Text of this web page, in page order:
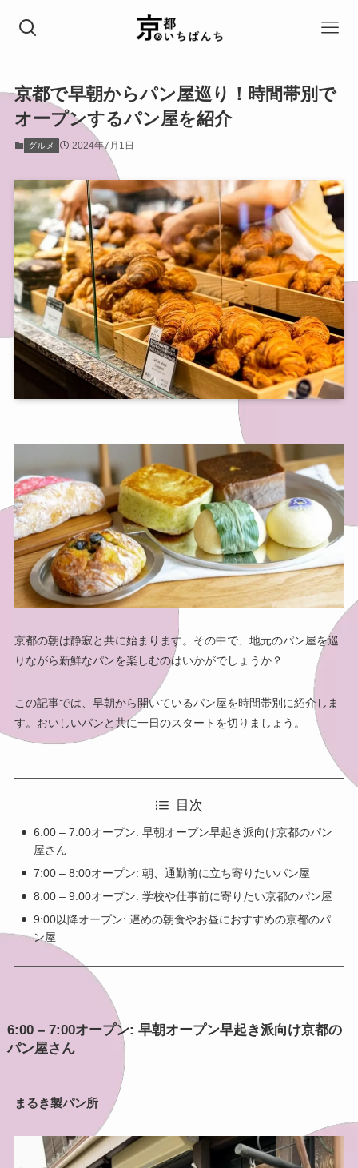
京都で早朝からパン屋巡り！時間帯別で
オープンするパン屋を紹介
グルメ 2024年7月1日
京都の朝は静寂と共に始まります。その中で、地元のパン屋を巡
りながら新鮮なパンを楽しむのはいかがでしょうか？
この記事では、早朝から開いているパン屋を時間帯別に紹介しま
す。おいしいパンと共に一日のスタートを切りましょう。
目次
6:00 – 7:00オープン: 早朝オープン早起き派向け京都のパン
屋さん
7:00 – 8:00オープン: 朝、通勤前に立ち寄りたいパン屋
8:00 – 9:00オープン: 学校や仕事前に寄りたい京都のパン屋
9:00以降オープン: 遅めの朝食やお昼におすすめの京都のパ
ン屋
6:00 – 7:00オープン: 早朝オープン早起き派向け京都の
パン屋さん
まるき製パン所